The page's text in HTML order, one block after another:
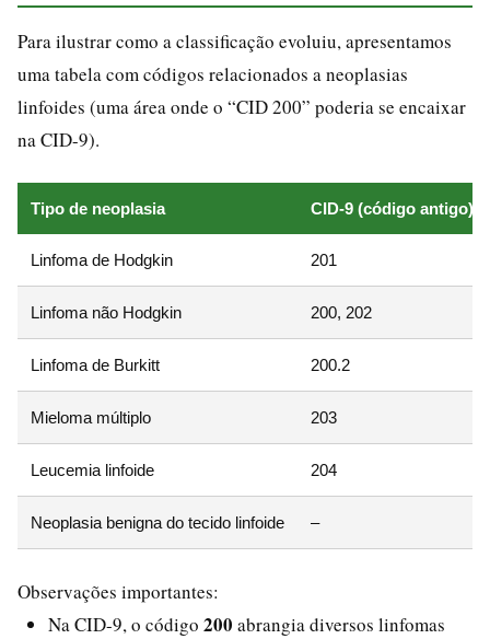
Para ilustrar como a classificação evoluiu, apresentamos
uma tabela com códigos relacionados a neoplasias
linfoides (uma área onde o “CID 200” poderia se encaixar
na CID-9).
Tipo de neoplasia CID-9 (código antigo)
Linfoma de Hodgkin 201
Linfoma não Hodgkin 200, 202
Linfoma de Burkitt 200.2
Mieloma múltiplo 203
Leucemia linfoide 204
Neoplasia benigna do tecido linfoide –
Observações importantes:
Na CID-9, o código 200 abrangia diversos linfomas